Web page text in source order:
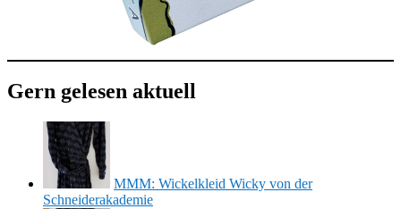
Gern gelesen aktuell
MMM: Wickelkleid Wicky von der
Schneiderakademie